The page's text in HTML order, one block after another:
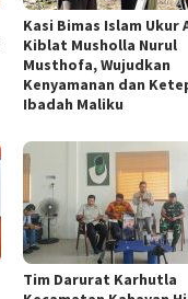
Kasi Bimas Islam Ukur
Kiblat Musholla Nurul
Musthofa, Wujudkan
Kenyamanan dan
Ibadah Maliku
Tim Darurat Karhutla